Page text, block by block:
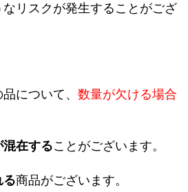
リスクが発生することがござ
について、 数量が欠ける場合
在することがございます。
る商品がございます。